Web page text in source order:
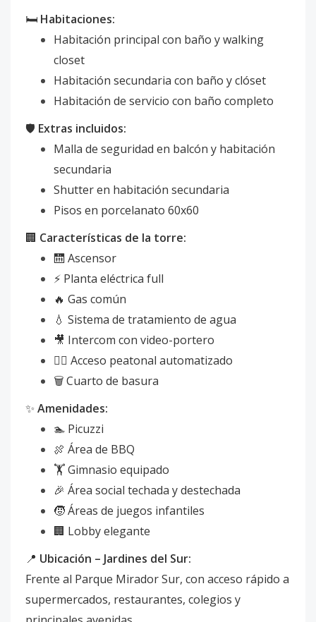
🛏️ Habitaciones:
Habitación principal con baño y walking
closet
Habitación secundaria con baño y clóset
Habitación de servicio con baño completo
🛡️ Extras incluidos:
Malla de seguridad en balcón y habitación
secundaria
Shutter en habitación secundaria
Pisos en porcelanato 60x60
🏢 Características de la torre:
🛗 Ascensor
⚡ Planta eléctrica full
🔥 Gas común
💧 Sistema de tratamiento de agua
🎥 Intercom con video-portero
🚶‍♂️ Acceso peatonal automatizado
🗑️ Cuarto de basura
✨ Amenidades:
🏊 Picuzzi
🍖 Área de BBQ
🏋️ Gimnasio equipado
🎉 Área social techada y destechada
🧒 Áreas de juegos infantiles
🏢 Lobby elegante
📍 Ubicación – Jardines del Sur:
Frente al Parque Mirador Sur, con acceso rápido a
supermercados, restaurantes, colegios y